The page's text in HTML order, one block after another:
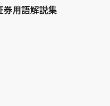
券用語解説集